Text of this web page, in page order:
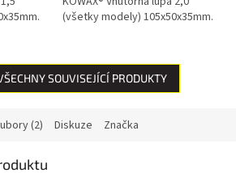
(všetky modely) 105x50x35mm.
SOUVISEJÍCÍ PRODUKTY
(2) Diskuze Značka